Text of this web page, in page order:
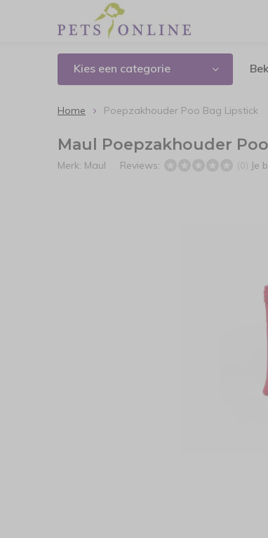
Kies een categorie
Home Poepzakhouder Poo Bag Lipstick
Maul Poepzakhouder
Merk: Maul Reviews: (0) Je